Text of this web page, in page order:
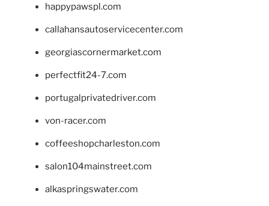
happypawspl.com
callahansautoservicecenter.com
georgiascornermarket.com
perfectfit24-7.com
portugalprivatedriver.com
von-racer.com
coffeeshopcharleston.com
salon104mainstreet.com
alkaspringswater.com